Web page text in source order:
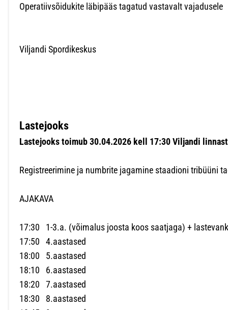
Operatiivsõidukite läbipääs tagatud vastavalt vajadusele
Viljandi Spordikeskus
Lastejooks
Lastejooks toimub 30.04.2026 kell 17:30 Viljandi
Registreerimine ja numbrite jagamine staadioni tribüüni
AJAKAVA
17:30 1-3.a. (võimalus joosta koos saatjaga) +
17:50 4.aastased
18:00 5.aastased
18:10 6.aastased
18:20 7.aastased
18:30 8.aastased